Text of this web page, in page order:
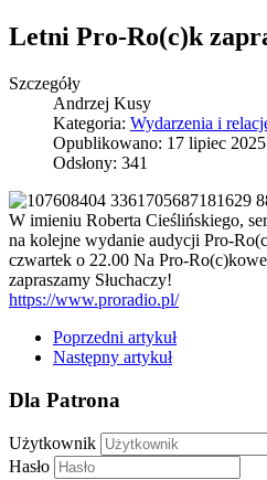
Letni Pro-Ro(c)k
Szczegóły
Andrzej Kusy
Kategoria: Wydarzenia i
Opublikowano: 17 lipiec 2025
Odsłony: 341
W imieniu Roberta Cieślińskiego,
na kolejne wydanie audycji Pro-
czwartek o 22.00 Na Pro-
zapraszamy Słuchaczy!
https://www.proradio.pl/
Poprzedni artykuł
Następny artykuł
Dla Patrona
Użytkownik
Hasło